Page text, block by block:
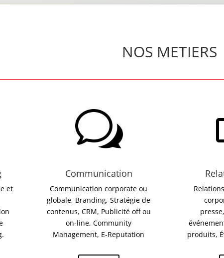
NOS METIERS
et
w
Communication
Communication corporate ou
globale, Branding, Stratégie de
contenus, CRM, Publicité off ou
on-line, Community
Management, E-Reputation
produits,